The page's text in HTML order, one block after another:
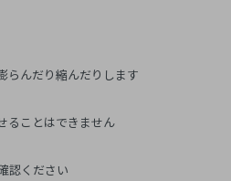
らんだり縮んだりします
ることはできません
認ください